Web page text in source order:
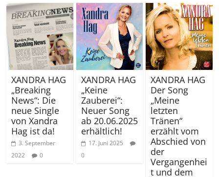
XANDRA HAG
„Breaking
News“: Die
neue Single
von Xandra
Hag ist da!
3. September
2022
0
XANDRA HAG
„Keine
Zauberei“:
Neuer Song
ab 20.06.2025
erhältlich!
17. Juni 2025
0
XANDRA HAG
Der Song
„Meine
letzten
Tränen“
erzählt vom
Abschied von
der
Vergangenhei
t und dem